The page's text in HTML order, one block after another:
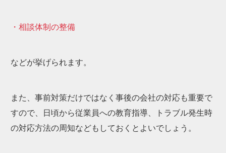
・相談体制の整備
などが挙げられます。
また、事前対策だけではなく事後の会社の対応も重要で
すので、日頃から従業員への教育指導、トラブル発生時
の対応方法の周知などもしておくとよいでしょう。